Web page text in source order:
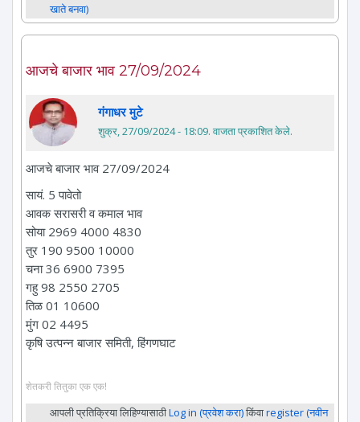
खाते बनवा)
आजचे बाजार भाव 27/09/2024
गंगाधर मुटे
शुक्र, 27/09/2024 - 18:09. वाजता प्रकाशित केले.
आजचे बाजार भाव 27/09/2024
सायं. 5 पावेतो
आवक सरासरी व कमाल भाव
सोया 2969 4000 4830
तुर 190 9500 10000
चना 36 6900 7395
गहु 98 2550 2705
तिळ 01 10600
मुंग 02 4495
कृषि उत्पन्न बाजार समिती, हिंगणघाट
शेतकरी तितुका एक एक!
आपली प्रतिक्रिया लिहिण्यासाठीLog in (प्रवेश करा)किंवाregister (नवीन